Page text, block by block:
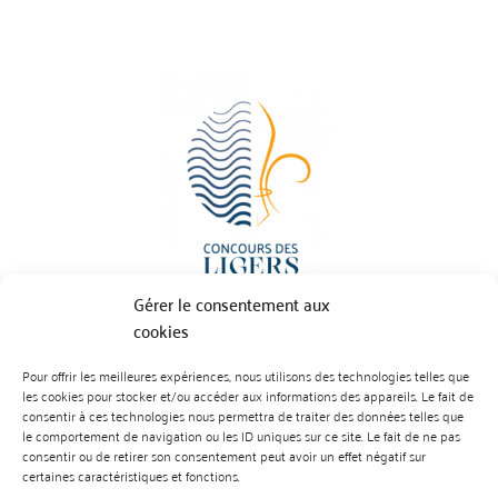
Gérer le consentement aux
cookies
Pour offrir les meilleures expériences, nous utilisons des technologies telles que
les cookies pour stocker et/ou accéder aux informations des appareils. Le fait de
consentir à ces technologies nous permettra de traiter des données telles que
le comportement de navigation ou les ID uniques sur ce site. Le fait de ne pas
consentir ou de retirer son consentement peut avoir un effet négatif sur
certaines caractéristiques et fonctions.
BP 70023 - 49610 JUIGNE SUR LOIRE
Tél :07 88 99 01 07